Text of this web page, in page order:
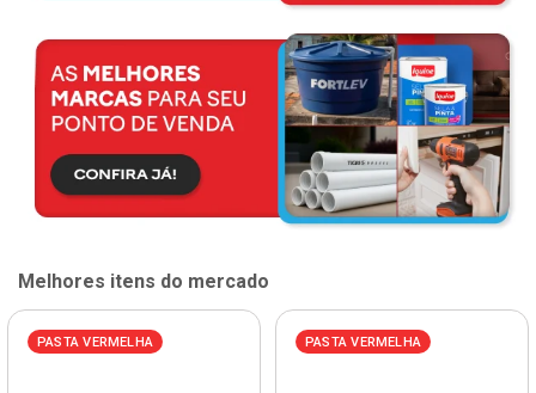
Melhores itens do mercado
PASTA VERMELHA PASTA VERMELHA